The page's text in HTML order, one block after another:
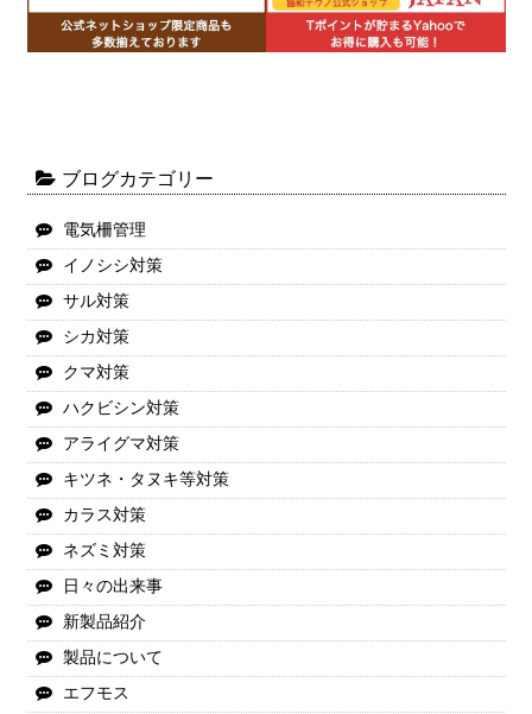
ブログカテゴリー
電気柵管理
イノシシ対策
サル対策
シカ対策
クマ対策
ハクビシン対策
アライグマ対策
キツネ・タヌキ等対策
カラス対策
ネズミ対策
日々の出来事
新製品紹介
製品について
エフモス